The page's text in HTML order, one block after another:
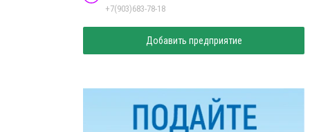
+7(903)683-78-18
Добавить предприятие